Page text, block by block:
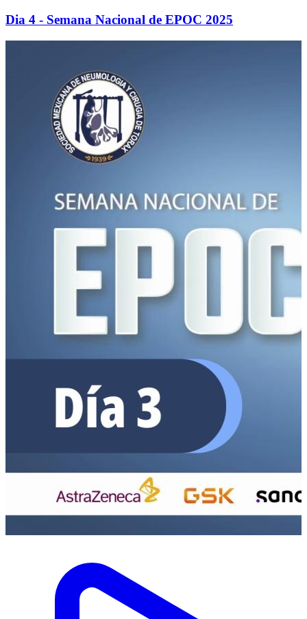
Dia 4 - Semana Nacional de EPOC 2025